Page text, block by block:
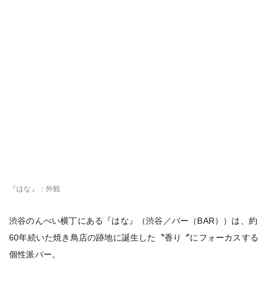
『はな』：外観
渋谷のんべい横丁にある『はな』（渋谷／バー（BAR））は、約
60年続いた焼き鳥店の跡地に誕生した〝香り〞にフォーカスする
個性派バー。